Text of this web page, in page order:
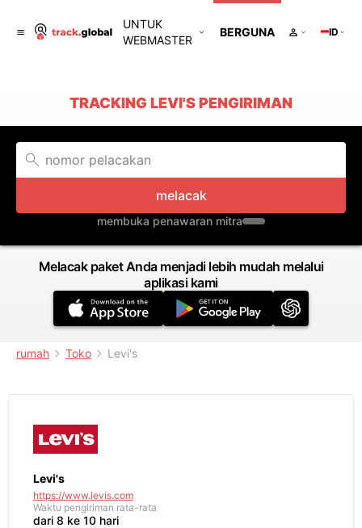
UNTUK
WEBMASTER
BERGUNA ID
TRACKING LEVI'S PENGIRIMAN
melacak
membuka penawaran mitra
Melacak paket Anda menjadi lebih mudah melalui
aplikasi kami
rumah Toko Levi's
Levi's
https://www.levis.com
Waktu pengiriman rata-rata
dari 8 ke 10 hari